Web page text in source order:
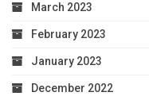
March 2023
February 2023
January 2023
December 2022